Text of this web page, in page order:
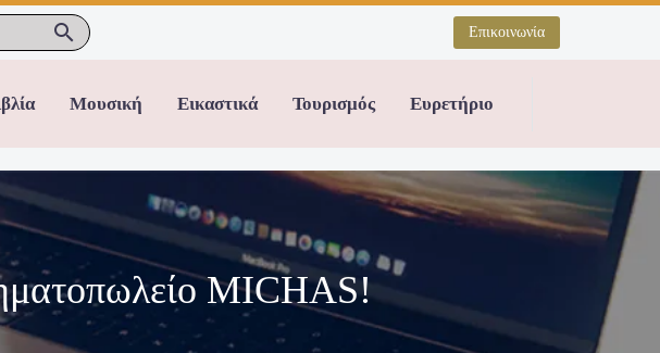
Επικοινωνία
Μουσική Εικαστικά Τουρισμός Ευρετήριο
MICHAS!